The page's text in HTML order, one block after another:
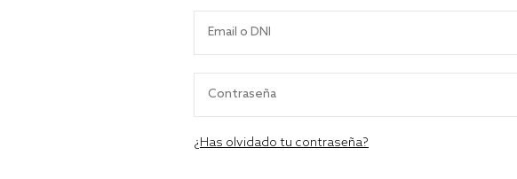
¿Has olvidado tu contraseña?